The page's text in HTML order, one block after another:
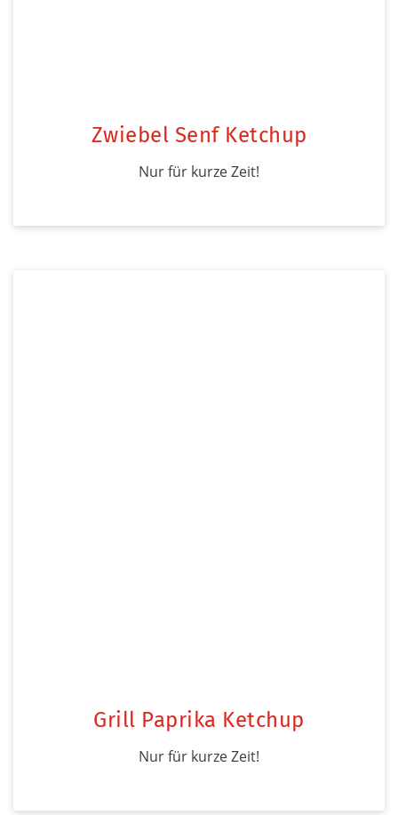
Zwiebel Senf Ketchup
Nur für kurze Zeit!
Grill Paprika Ketchup
Nur für kurze Zeit!